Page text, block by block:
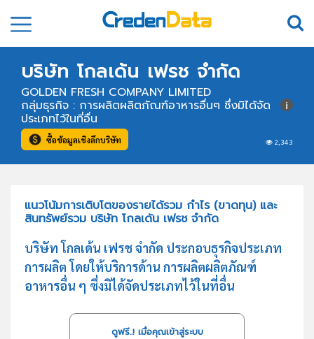
บริษัท โกลเด้น เฟรช จำกัด
GOLDEN FRESH COMPANY LIMITED
2,343
กลุ่มธุรกิจ : การผลิตผลิตภัณฑ์อาหารอื่นๆ ซึ่งมิได้จัด
ประเภทไว้ในที่อื่น
ซื้อข้อมูลเชิงลึกบริษัท
แนวโน้มการเติบโตของรายได้รวม กำไร (ขาดทุน) และ
สินทรัพย์รวม บริษัท โกลเด้น เฟรช จำกัด
บริษัท โกลเด้น เฟรช จำกัด ประกอบธุรกิจประเภท
การผลิต โดยให้บริการด้าน การผลิตผลิตภัณฑ์
อาหารอื่น ๆ ซึ่งมิได้จัดประเภทไว้ในที่อื่น
ดูฟรี..! เมื่อคุณเข้าสู่ระบบ